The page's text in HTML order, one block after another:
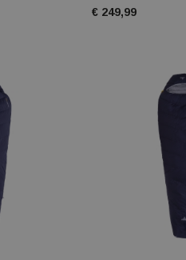
€ 249,99